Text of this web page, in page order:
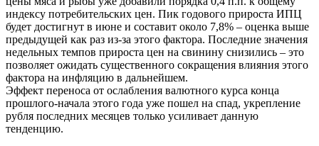
индексу потребительских цен. Пик годового прироста ИПЦ
будет достигнут в июне и составит около 7,8% – оценка выше
предыдущей как раз из-за этого фактора. Последние значения
недельных темпов прироста цен на свинину снизились – это
позволяет ожидать существенного сокращения влияния этого
фактора на инфляцию в дальнейшем.
Эффект переноса от ослабления валютного курса конца
прошлого-начала этого года уже пошел на спад, укрепление
рубля последних месяцев только усиливает данную
тенденцию.